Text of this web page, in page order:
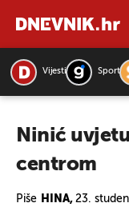
Vijesti Sport
Ninić
centrom
Piše HINA, 23.
PRETRAŽITE VIJESTI